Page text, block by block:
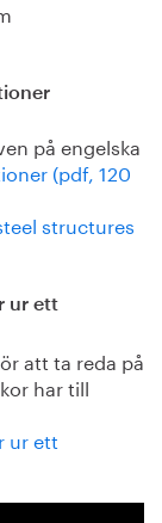
på engelska
(pdf, 120
structures
ur ett
att ta reda på
har till
ur ett